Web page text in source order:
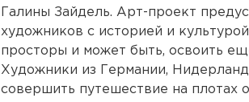
Галины Зайдель. Арт-проект
художников с историей и
просторы и может быть, освоить
Художники из Германии,
совершить путешествие на плотах